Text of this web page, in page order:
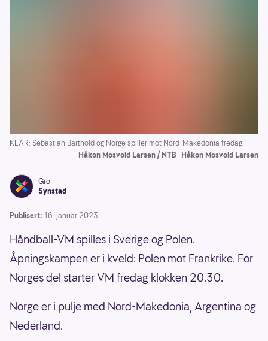
KLAR: Sebastian Barthold og Norge spiller mot Nord-Makedonia fredag.
Håkon Mosvold Larsen / NTB Håkon Mosvold Larsen
Gro
Synstad
Publisert: 16. januar 2023
Håndball-VM spilles i Sverige og Polen.
Åpningskampen er i kveld: Polen mot Frankrike. For
Norges del starter VM fredag klokken 20.30.
Norge er i pulje med Nord-Makedonia, Argentina og
Nederland.